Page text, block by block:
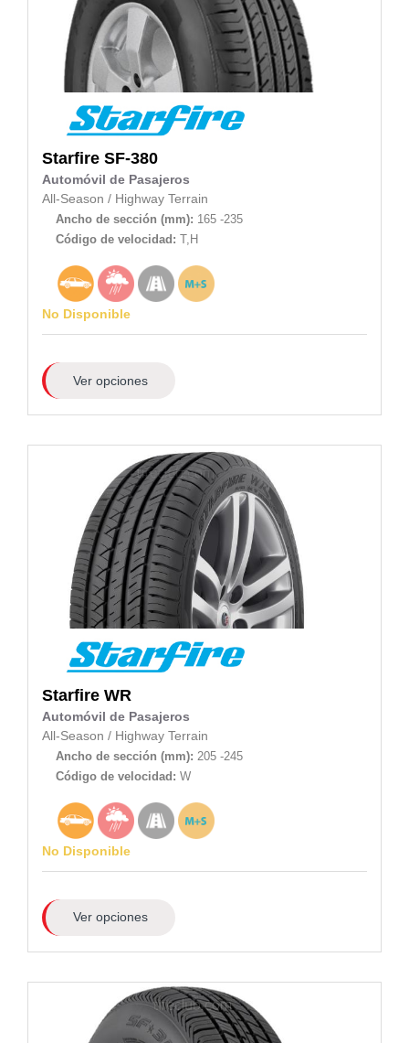
Starfire SF-380
Automóvil de Pasajeros
All-Season / Highway Terrain
Ancho de sección (mm): 165 -235
Código de velocidad: T,H
No Disponible
Ver opciones
Starfire WR
Automóvil de Pasajeros
All-Season / Highway Terrain
Ancho de sección (mm): 205 -245
Código de velocidad: W
No Disponible
Ver opciones